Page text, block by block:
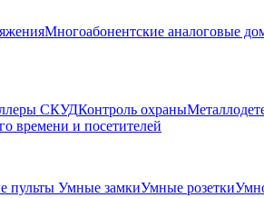
Многоабонентские аналоговые
СКУДКонтроль охраны
времени и посетителей
пульты Умные замкиУмные розетки